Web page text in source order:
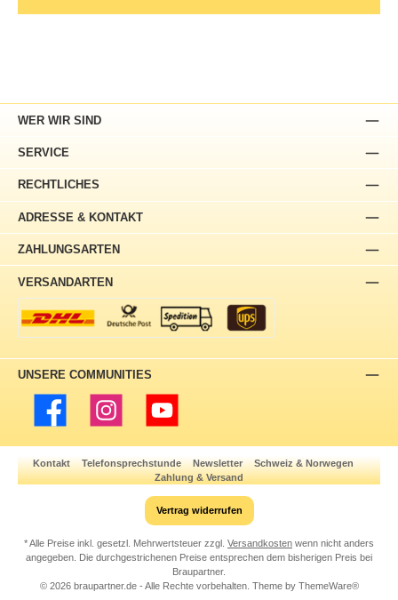
ADRESSE & KONTAKT
WER WIR SIND
SERVICE
RECHTLICHES
ZAHLUNGSARTEN
VERSANDARTEN
UNSERE COMMUNITIES
Facebook Instagram YouTube
Kontakt Telefonsprechstunde Newsletter
Schweiz & Norwegen
Zahlung & Versand
Vertrag widerrufen
* Alle Preise inkl. gesetzl. Mehrwertsteuer zzgl. Versandkosten wenn nicht anders
angegeben. Die durchgestrichenen Preise entsprechen dem bisherigen Preis bei
Braupartner.
© 2026 braupartner.de - Alle Rechte vorbehalten. Theme by ThemeWare®